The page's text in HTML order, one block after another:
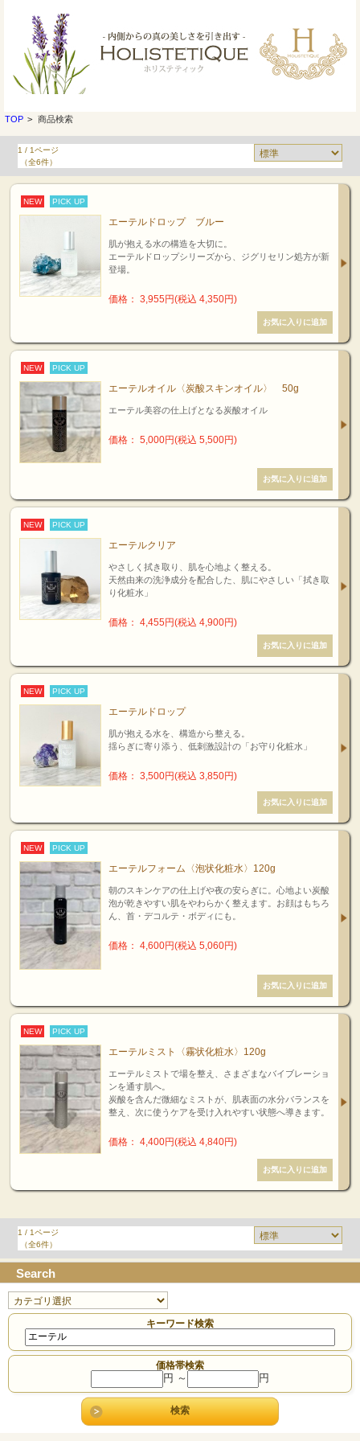
TOP > 商品検索
1 / 1ページ
（全6件）
NEW PICK UP
エーテルドロップ ブルー
肌が抱える水の構造を大切に。
エーテルドロップシリーズから、ジグリセリン処方が新
登場。
価格： 3,955円(税込 4,350円)
NEW PICK UP
エーテルオイル〈炭酸スキンオイル〉 50g
エーテル美容の仕上げとなる炭酸オイル
価格： 5,000円(税込 5,500円)
NEW PICK UP
エーテルクリア
やさしく拭き取り、肌を心地よく整える。
天然由来の洗浄成分を配合した、肌にやさしい「拭き取
り化粧水」
価格： 4,455円(税込 4,900円)
NEW PICK UP
エーテルドロップ
肌が抱える水を、構造から整える。
揺らぎに寄り添う、低刺激設計の「お守り化粧水」
価格： 3,500円(税込 3,850円)
NEW PICK UP
エーテルフォーム〈泡状化粧水〉120g
朝のスキンケアの仕上げや夜の安らぎに。心地よい炭酸
泡が乾きやすい肌をやわらかく整えます。お顔はもちろ
ん、首・デコルテ・ボディにも。
価格： 4,600円(税込 5,060円)
NEW PICK UP
エーテルミスト〈霧状化粧水〉120g
エーテルミストで場を整え、さまざまなバイブレーショ
ンを通す肌へ。
炭酸を含んだ微細なミストが、肌表面の水分バランスを
整え、次に使うケアを受け入れやすい状態へ導きます。
価格： 4,400円(税込 4,840円)
1 / 1ページ
（全6件）
Search
キーワード検索
価格帯検索
円 ～ 円